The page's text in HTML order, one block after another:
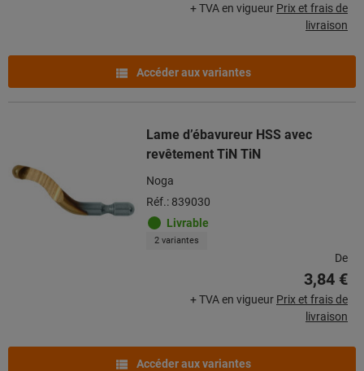
+ TVA en vigueur Prix et frais de
livraison
Accéder aux variantes
Lame d’ébavureur HSS avec
revêtement TiN TiN
Noga
Réf.: 839030
Livrable
2 variantes
De
3,84 €
+ TVA en vigueur Prix et frais de
livraison
Accéder aux variantes